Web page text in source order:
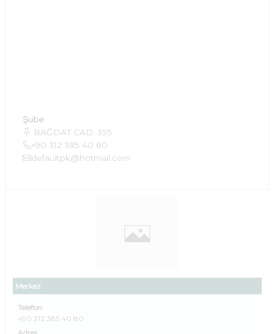
Merkez
Telefon
+90 312 385 40 80
Şube
BAĞDAT CAD. 355
+90 312 385 40 80
defaultpk@hotmail.com